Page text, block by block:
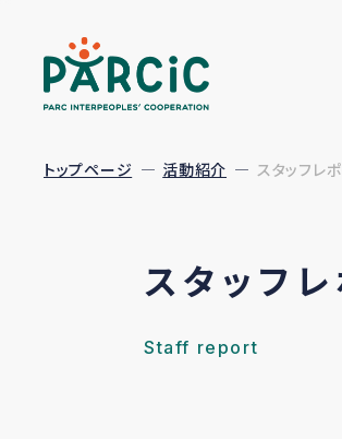
トップページ 活動紹介 スタッフレ
スタッフ
Staff report